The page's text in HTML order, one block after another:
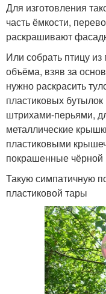
Для изготовления
часть ёмкости,
раскрашивают
Или собрать птицу
объёма, взяв за
нужно раскрасить
пластиковых
штрихами-перьями,
металлические
пластиковыми
покрашенные чёрной
Такую симпатичную
пластиковой тары